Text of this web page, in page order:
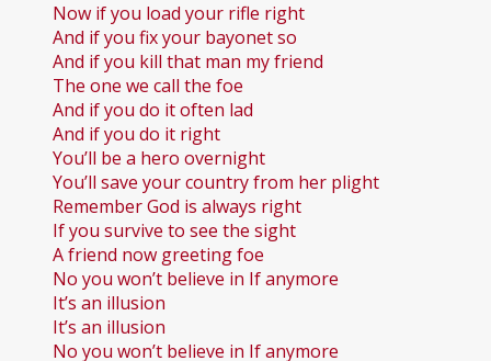
Now if you load your rifle right
And if you fix your bayonet so
And if you kill that man my friend
The one we call the foe
And if you do it often lad
And if you do it right
You’ll be a hero overnight
You’ll save your country from her plight
Remember God is always right
If you survive to see the sight
A friend now greeting foe
No you won’t believe in If anymore
It’s an illusion
It’s an illusion
No you won’t believe in If anymore